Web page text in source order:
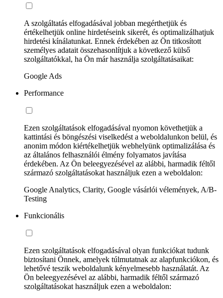
A szolgáltatás elfogadásával jobban megérthetjük és
értékelhetjük online hirdetéseink sikerét, és optimalizálhatjuk
hirdetési kínálatunkat. Ennek érdekében az Ön titkosított
személyes adatait összehasonlítjuk a következő külső
szolgáltatókkal, ha Ön már használja szolgáltatásaikat:
Google Ads
Performance
Ezen szolgáltatások elfogadásával nyomon követhetjük a
kattintási és böngészési viselkedést a weboldalunkon belül, és
anonim módon kiértékelhetjük webhelyünk optimalizálása és
az általános felhasználói élmény folyamatos javítása
érdekében. Az Ön beleegyezésével az alábbi, harmadik féltől
származó szolgáltatásokat használjuk ezen a weboldalon:
Google Analytics, Clarity, Google vásárlói vélemények, A/B-
Testing
Funkcionális
Ezen szolgáltatások elfogadásával olyan funkciókat tudunk
biztosítani Önnek, amelyek túlmutatnak az alapfunkciókon, és
lehetővé teszik weboldalunk kényelmesebb használatát. Az
Ön beleegyezésével az alábbi, harmadik féltől származó
szolgáltatásokat használjuk ezen a weboldalon: